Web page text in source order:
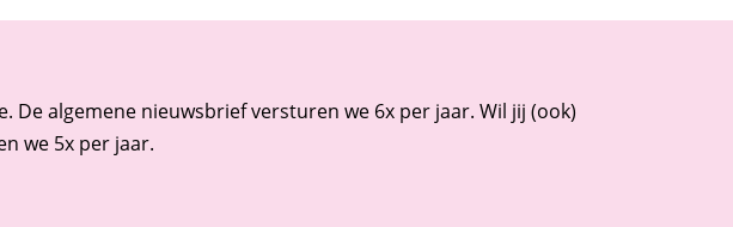
algemene nieuwsbrief versturen we 6x per jaar. Wil jij (ook)
we 5x per jaar.